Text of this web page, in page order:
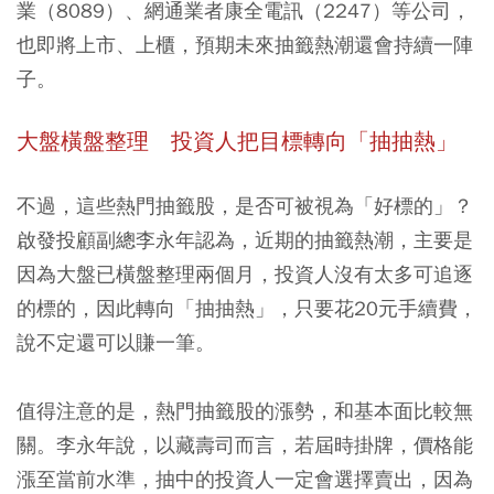
業（8089）、網通業者康全電訊（2247）等公司，
也即將上市、上櫃，預期未來抽籤熱潮還會持續一陣
子。
大盤橫盤整理 投資人把目標轉向「抽抽熱」
不過，這些熱門抽籤股，是否可被視為「好標的」？
啟發投顧副總李永年認為，近期的抽籤熱潮，主要是
因為大盤已橫盤整理兩個月，投資人沒有太多可追逐
的標的，因此轉向「抽抽熱」，只要花20元手續費，
說不定還可以賺一筆。
值得注意的是，熱門抽籤股的漲勢，和基本面比較無
關。李永年說，以藏壽司而言，若屆時掛牌，價格能
漲至當前水準，抽中的投資人一定會選擇賣出，因為